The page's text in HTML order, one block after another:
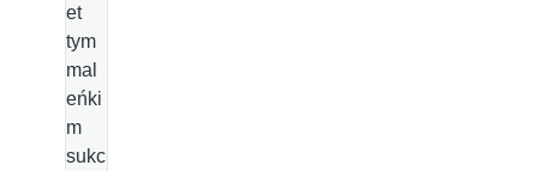
et
tym
mal
eńki
m
sukc